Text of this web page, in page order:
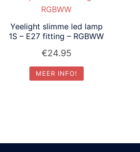
Yeelight slimme led lamp
1S – E27 fitting – RGBWW
€24.95
MEER INFO!